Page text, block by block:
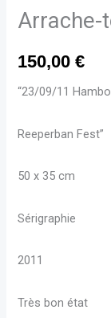
Arrache-
150,00€
“23/09/11
Reeperban Fest”
50 x 35 cm
Sérigraphie
2011
Très bon état